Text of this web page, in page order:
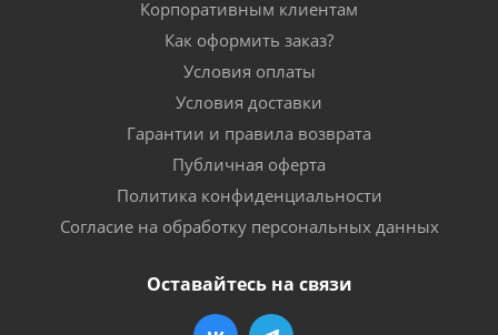
Корпоративным клиентам
Как оформить заказ?
Условия оплаты
Условия доставки
Гарантии и правила возврата
Публичная оферта
Политика конфиденциальности
Согласие на обработку персональных данных
Оставайтесь на связи